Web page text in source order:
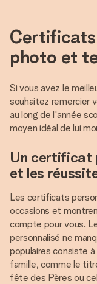
Certificats
photo et
Si vous avez le
souhaitez remercier
au long de l'année
moyen idéal de lui
Un certificat
et les
Les certificats
occasions et
compte pour vous.
personnalisé ne
populaires consiste
famille, comme le
fête des Pères ou